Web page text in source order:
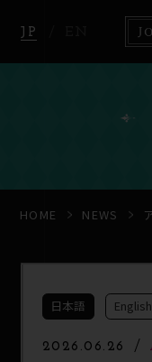
JP
HOME
HOME NEWS
日本語 English
2026.06.26